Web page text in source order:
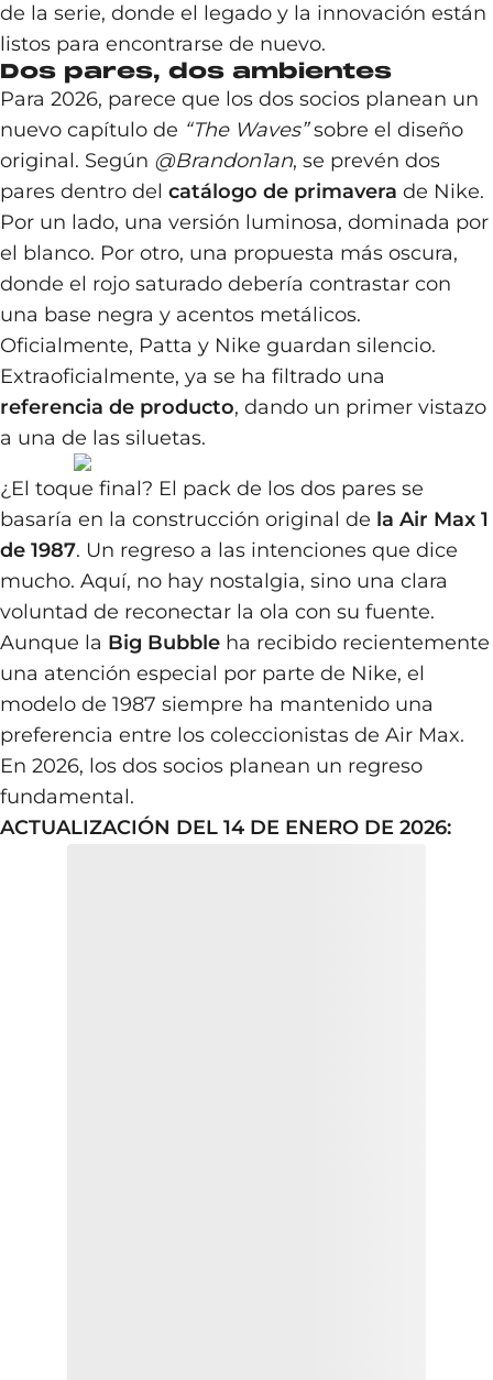
de la serie, donde el legado y la innovación están
listos para encontrarse de nuevo.
Dos pares, dos ambientes
Para 2026, parece que los dos socios planean un
nuevo capítulo de “The Waves”sobre el diseño
original. Según @Brandon1an, se prevén dos
pares dentro del catálogo de primavera de Nike.
Por un lado, una versión luminosa, dominada por
el blanco. Por otro, una propuesta más oscura,
donde el rojo saturado debería contrastar con
una base negra y acentos metálicos.
Oficialmente, Patta y Nike guardan silencio.
Extraoficialmente, ya se ha filtrado una
referencia de producto, dando un primer vistazo
a una de las siluetas.
¿El toque final? El pack de los dos pares se
basaría en la construcción original de la Air Max 1
de 1987. Un regreso a las intenciones que dice
mucho. Aquí, no hay nostalgia, sino una clara
voluntad de reconectar la ola con su fuente.
Aunque la Big Bubble ha recibido recientemente
una atención especial por parte de Nike, el
modelo de 1987 siempre ha mantenido una
preferencia entre los coleccionistas de Air Max.
En 2026, los dos socios planean un regreso
fundamental.
ACTUALIZACIÓN DEL 14 DE ENERO DE 2026: